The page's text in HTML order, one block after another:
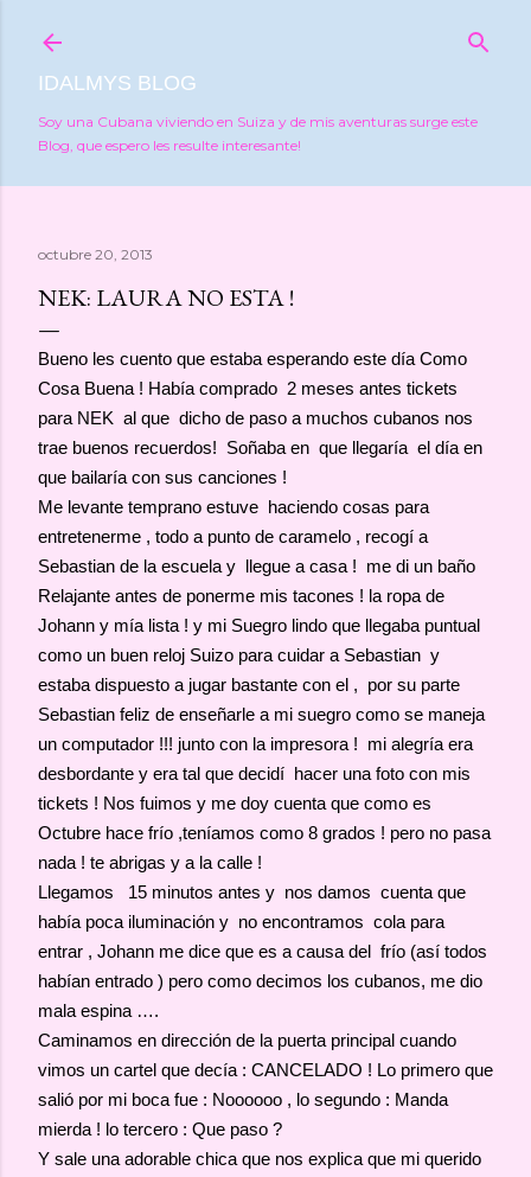
IDALMYS BLOG
Soy una Cubana viviendo en Suiza y de mis aventuras surge este
Blog, que espero les resulte interesante!
octubre 20, 2013
NEK: LAURA NO ESTA !
Bueno les cuento que estaba esperando este día Como
Cosa Buena ! Había comprado 2 meses antes tickets
para NEK al que dicho de paso a muchos cubanos nos
trae buenos recuerdos! Soñaba en que llegaría el día en
que bailaría con sus canciones !
Me levante temprano estuve haciendo cosas para
entretenerme , todo a punto de caramelo , recogí a
Sebastian de la escuela y llegue a casa ! me di un baño
Relajante antes de ponerme mis tacones ! la ropa de
Johann y mía lista ! y mi Suegro lindo que llegaba puntual
como un buen reloj Suizo para cuidar a Sebastian y
estaba dispuesto a jugar bastante con el , por su parte
Sebastian feliz de enseñarle a mi suegro como se maneja
un computador !!! junto con la impresora ! mi alegría era
desbordante y era tal que decidí hacer una foto con mis
tickets ! Nos fuimos y me doy cuenta que como es
Octubre hace frío ,teníamos como 8 grados ! pero no pasa
nada ! te abrigas y a la calle !
Llegamos 15 minutos antes y nos damos cuenta que
había poca iluminación y no encontramos cola para
entrar , Johann me dice que es a causa del frío (así todos
habían entrado ) pero como decimos los cubanos, me dio
mala espina ….
Caminamos en dirección de la puerta principal cuando
vimos un cartel que decía : CANCELADO ! Lo primero que
salió por mi boca fue : Noooooo , lo segundo : Manda
mierda ! lo tercero : Que paso ?
Y sale una adorable chica que nos explica que mi querido